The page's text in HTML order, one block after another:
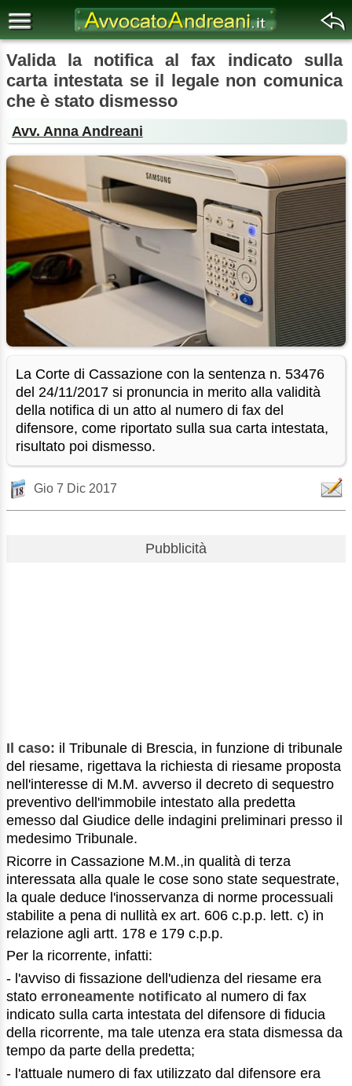
Valida la notifica al fax indicato sulla
carta intestata se il legale non comunica
che è stato dismesso
Avv. Anna Andreani
La Corte di Cassazione con la sentenza n. 53476
del 24/11/2017 si pronuncia in merito alla validità
della notifica di un atto al numero di fax del
difensore, come riportato sulla sua carta intestata,
risultato poi dismesso.
Gio 7 Dic 2017
Pubblicità
Il caso: il Tribunale di Brescia, in funzione di tribunale
del riesame, rigettava la richiesta di riesame proposta
nell'interesse di M.M. avverso il decreto di sequestro
preventivo dell'immobile intestato alla predetta
emesso dal Giudice delle indagini preliminari presso il
medesimo Tribunale.
Ricorre in Cassazione M.M.,in qualità di terza
interessata alla quale le cose sono state sequestrate,
la quale deduce l'inosservanza di norme processuali
stabilite a pena di nullità ex art. 606 c.p.p. lett. c) in
relazione agli artt. 178 e 179 c.p.p.
Per la ricorrente, infatti:
- l'avviso di fissazione dell'udienza del riesame era
stato erroneamente notificato al numero di fax
indicato sulla carta intestata del difensore di fiducia
della ricorrente, ma tale utenza era stata dismessa da
tempo da parte della predetta;
- l'attuale numero di fax utilizzato dal difensore era